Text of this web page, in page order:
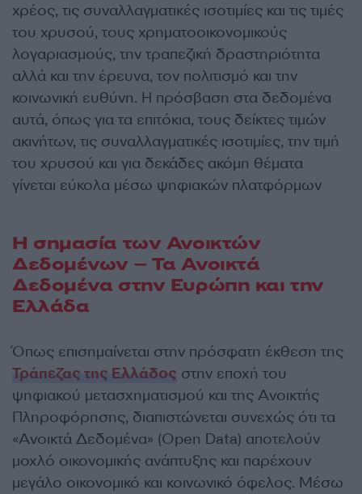
χρέος, τις συναλλαγματικές ισοτιμίες και τις τιμές
του χρυσού, τους χρηματοοικονομικούς
λογαριασμούς, την τραπεζική δραστηριότητα
αλλά και την έρευνα, τον πολιτισμό και την
κοινωνική ευθύνη. Η πρόσβαση στα δεδομένα
αυτά, όπως για τα επιτόκια, τους δείκτες τιμών
ακινήτων, τις συναλλαγματικές ισοτιμίες, την τιμή
του χρυσού και για δεκάδες ακόμη θέματα
γίνεται εύκολα μέσω ψηφιακών πλατφόρμων
Η σημασία των Ανοικτών
Δεδομένων – Τα Ανοικτά
Δεδομένα στην Ευρώπη και την
Ελλάδα
Όπως επισημαίνεται στην πρόσφατη έκθεση της
Τράπεζας της Ελλάδος στην εποχή του
ψηφιακού μετασχηματισμού και της Ανοικτής
Πληροφόρησης, διαπιστώνεται συνεχώς ότι τα
«Ανοικτά Δεδομένα» (Open Data) αποτελούν
μοχλό οικονομικής ανάπτυξης και παρέχουν
μεγάλο οικονομικό και κοινωνικό όφελος. Μέσω